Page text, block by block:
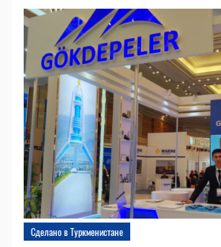
Сделано в Туркменистане